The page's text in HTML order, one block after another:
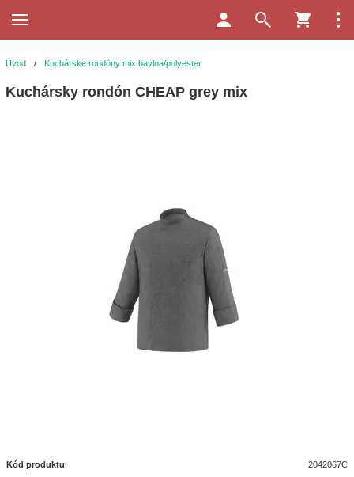
Úvod / Kuchárske rondóny mix bavlna/polyester
Kuchársky rondón CHEAP grey mix
Kód produktu 2042067C